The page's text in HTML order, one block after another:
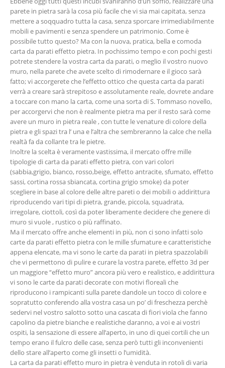
parete in pietra sarà la cosa più facile che vi sia mai capitata, senza
mettere a soqquadro tutta la casa, senza sporcare irrimediabilmente
mobili e pavimenti e senza spendere un patrimonio. Come è
possibile tutto questo? Ma con la nuova, pratica, bella e comoda
carta da parati effetto pietra. In pochissimo tempo e con pochi gesti
potrete stendere la vostra carta da parati, o meglio il vostro nuovo
muro, nella parete che avete scelto di rimodernare e il gioco sarà
fatto; vi accorgerete che l’effetto ottico che questa carta da parati
verrà a creare sarà strepitoso e assolutamente reale, dovrete andare
a toccare con mano la carta, come una sorta di S. Tommaso novello,
per accorgervi che non è realmente pietra ma per il resto sarà come
avere un muro in pietra reale , con tutte le venature di colore della
pietra e gli spazi tra l’ una e l’altra che sembreranno la calce che nella
realtà fa da collante tra le pietre.
Inoltre la scelta è veramente vastissima, il mercato offre mille
tipologie di carta da parati effetto pietra, con vari colori
(sabbia,grigio, bianco, rosso,beige, effetto antracite, sfumato, effetto
sassi, cortina rossa sbiancata, cortina grigio smoke) da poter
scegliere in base al colore delle altre pareti o dei mobili o addirittura
riproducendo vari tipi di pietra, grande, piccola, squadrata,
irregolare, ciottoli, così da poter liberamente decidere che genere di
muro si vuole , rustico o più raffinato.
Ma il mercato offre anche elementi in più, non ci sono infatti solo
carte da parati effetto pietra con le mille sfumature e caratteristiche
appena elencate, ma vi sono le carte da parati in pietra spazzolabili
che vi permettono di pulire e curare la vostra parete, effetto 3d per
un maggiore “effetto muro” ancora più vero e realistico, e addirittura
vi sono le carte da parati decorate con motivi floreali che
riproducono i rampicanti sulla parete dandole un tocco di colore e
sopratutto conferendo alla vostra casa un po’ di freschezza perchè
sedervi nel vostro salotto sotto una cascata di fiori viola che fanno
capolino da pietre bianche e realistiche daranno, a voi e ai vostri
ospiti, la sensazione di essere all’aperto, in uno di quei cortili che un
tempo erano il fulcro delle case, senza però tutti gli inconvenienti
dello stare all’aperto come gli insetti o l’umidità.
La carta da parati effetto muro in pietra è venduta in rotoli di varia